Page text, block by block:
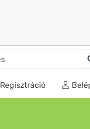
Regisztráció